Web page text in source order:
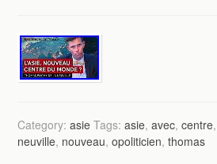
Category:asie Tags:asie,avec,centre
neuville, nouveau,opoliticien,thomas